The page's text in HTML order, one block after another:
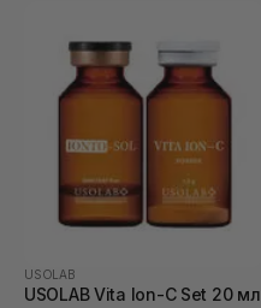
USOLAB
USOLAB Vita Ion-C Set 20 мл